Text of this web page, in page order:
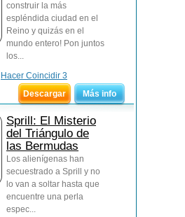
construir la más
espléndida ciudad en el
Reino y quizás en el
mundo entero! Pon juntos
los...
Hacer Coincidir 3
Descargar
Más info
Sprill: El Misterio
del Triángulo de
las Bermudas
Los alienígenas han
secuestrado a Sprill y no
lo van a soltar hasta que
encuentre una perla
espec...